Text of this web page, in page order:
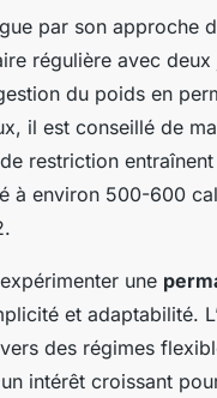
par son approche
régulière avec
du poids en
il est conseillé de
restriction
à environ 500-600
une
et adaptabilité.
des régimes
intérêt croissant